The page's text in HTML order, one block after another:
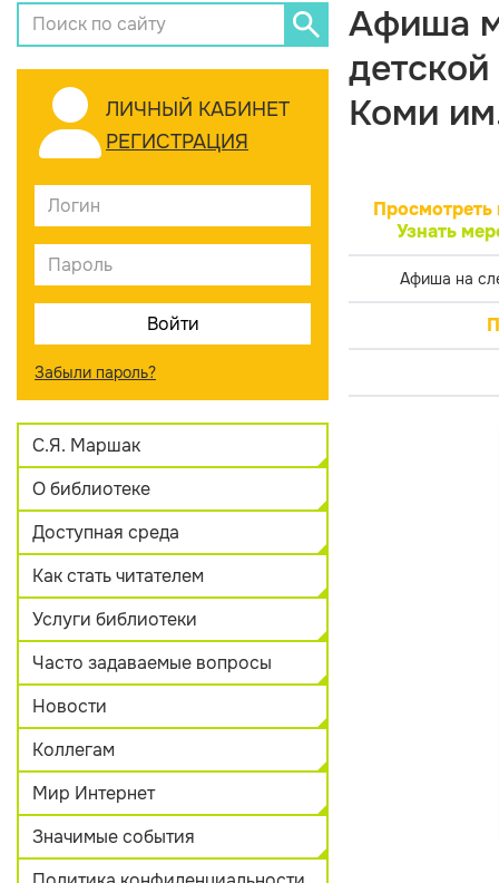
ЛИЧНЫЙ КАБИНЕТ
РЕГИСТРАЦИЯ
Забыли пароль?
С.Я. Маршак
О библиотеке
Доступная среда
Как стать читателем
Услуги библиотеки
Часто задаваемые вопросы
Новости
Коллегам
Мир Интернет
Значимые события
Афиша
Коми
Просмотреть
Узнать
Афиша на